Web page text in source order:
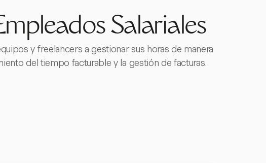
Salariales
y freelancers a gestionar sus horas de manera
del tiempo facturable y la gestión de facturas.